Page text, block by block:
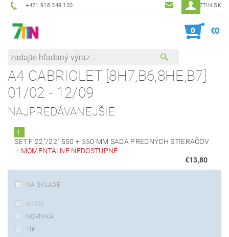
+421 918 349 120 7TIN@7TIN.SK
0 €0
A4 CABRIOLET [8H7,B6,8HE,B7]
01/02 - 12/09
NAJPREDÁVANEJŠIE
1.
SET F 22"/22" 550 + 550 MM SADA PREDNÝCH STIERAČOV
– MOMENTÁLNE NEDOSTUPNÉ
€13,80
NA SKLADE
AKCIA
NOVINKA
TIP